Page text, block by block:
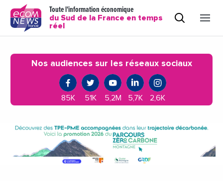
Toute l'information économique
du Sud de la France en temps
réel
Nos audiences sur les réseaux sociaux
85K 51K 5,2M 5,7K 2,6K